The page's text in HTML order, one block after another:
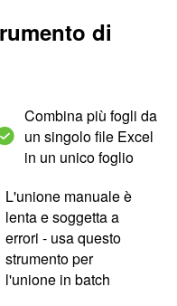
di
Combina più fogli da
un singolo file Excel
in un unico foglio
L'unione manuale è
lenta e soggetta a
errori - usa questo
strumento per
l'unione in batch